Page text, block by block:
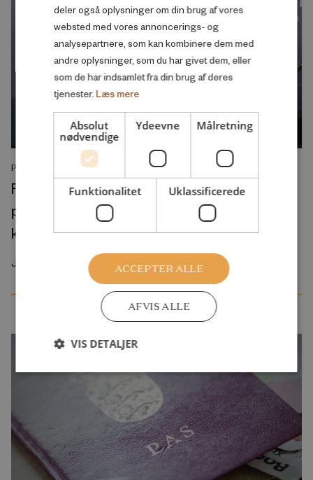
PODCAST
Folkeskolens nye “prøvepakke” vil give
pigerne et endnu større forspring på
karakterer
Juli 2026
deler også oplysninger om din brug af vores
websted med vores annoncerings- og
analysepartnere, som kan kombinere dem med
andre oplysninger, som du har givet dem, eller
som de har indsamlet fra din brug af deres
tjenester. Læs mere
Absolut
nødvendige
Ydeevne Målretning
Funktionalitet Uklassificerede
ACCEPTER ALLE
AFVIS ALLE
VIS DETALJER